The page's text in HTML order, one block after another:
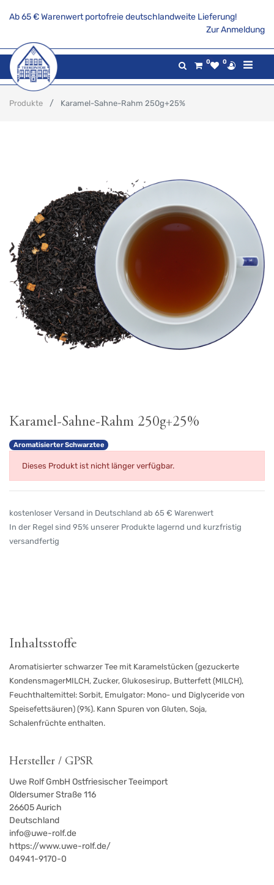
Ab 65 € Warenwert portofreie deutschlandweite Lieferung!
Zur Anmeldung
0 0
Produkte Karamel-Sahne-Rahm 250g+25%
Karamel-Sahne-Rahm 250g+25%
Aromatisierter Schwarztee
Dieses Produkt ist nicht länger verfügbar.
kostenloser Versand in Deutschland ab 65 € Warenwert
In der Regel sind 95% unserer Produkte lagernd und kurzfristig
versandfertig
Inhaltsstoffe
Aromatisierter schwarzer Tee mit Karamelstücken (gezuckerte
KondensmagerMILCH, Zucker, Glukosesirup, Butterfett (MILCH),
Feuchthaltemittel: Sorbit, Emulgator: Mono- und Diglyceride von
Speisefettsäuren) (9%). Kann Spuren von Gluten, Soja,
Schalenfrüchte enthalten.
Hersteller / GPSR
Uwe Rolf GmbH Ostfriesischer Teeimport
Oldersumer Straße 116
26605Aurich
Deutschland
info@uwe-rolf.de
https://www.uwe-rolf.de/
04941-9170-0